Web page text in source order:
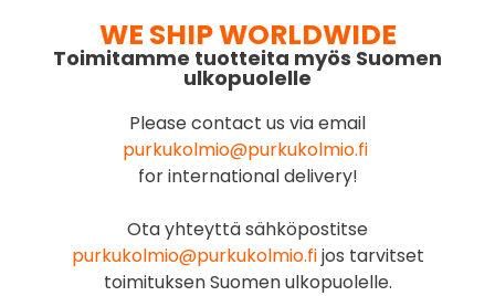
WE SHIP WORLDWIDE
Toimitamme tuotteita myös Suomen
ulkopuolelle
Please contact us via email
purkukolmio@purkukolmio.fi
for international delivery!
Ota yhteyttä sähköpostitse
purkukolmio@purkukolmio.fijos tarvitset
toimituksen Suomen ulkopuolelle.